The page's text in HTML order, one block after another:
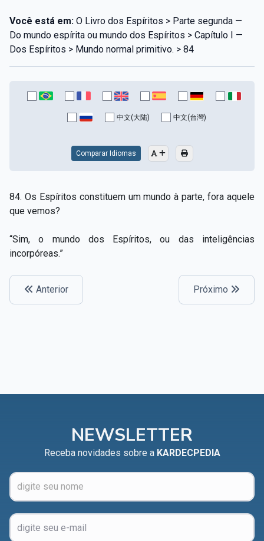
Você está em: O Livro dos Espíritos > Parte segunda —
Do mundo espírita ou mundo dos Espíritos > Capítulo I —
Dos Espíritos > Mundo normal primitivo. > 84
中文(大陆) 中文(台灣)
Comparar Idiomas
84. Os Espíritos constituem um mundo à parte, fora aquele
que vemos?
“Sim, o mundo dos Espíritos, ou das inteligências
incorpóreas.”
Anterior Próximo
NEWSLETTER
Receba novidades sobre a KARDECPEDIA